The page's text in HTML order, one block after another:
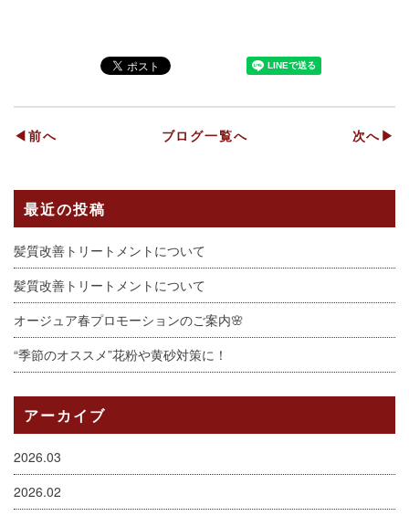
◀前へ ブログ一覧へ 次へ▶
最近の投稿
髪質改善トリートメントについて
髪質改善トリートメントについて
オージュア春プロモーションのご案内🌸
“季節のオススメ”花粉や黄砂対策に！
アーカイブ
2026.03
2026.02